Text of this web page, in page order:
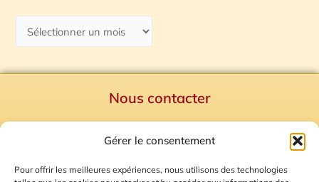
Gérer le consentement
Pour offrir les meilleures expériences, nous utilisons des technologies
Nous contacter
Mentions Légales
Plan du site